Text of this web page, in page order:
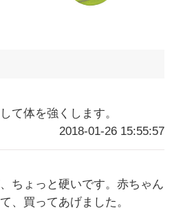
て体を強くします。
2018-01-26 15:55:57
ちょっと硬いです。赤ちゃん
、買ってあげました。